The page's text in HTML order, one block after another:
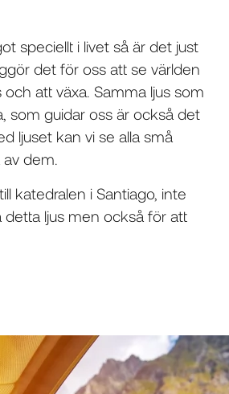
speciellt i livet så är det just
det för oss att se världen
och att växa. Samma ljus som
som guidar oss är också det
ljuset kan vi se alla små
dem.
katedralen i Santiago, inte
detta ljus men också för att